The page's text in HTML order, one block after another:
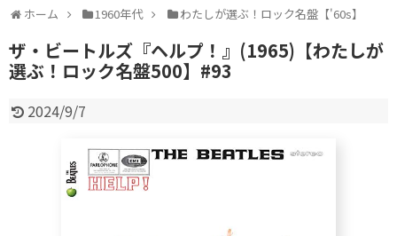
ホーム 1960年代 わたしが選ぶ！ロック名盤【'60s】
ザ・ビートルズ『ヘルプ！』(1965)【わたしが
選ぶ！ロック名盤500】#93
2024/9/7